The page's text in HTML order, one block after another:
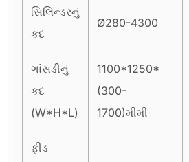
સિલિન્ડરનું
કદ
Ø280-4300
ગાંસડીનું
કદ
(W*H*L)
1100*1250*
(300-
1700)મીમી
ફીડ